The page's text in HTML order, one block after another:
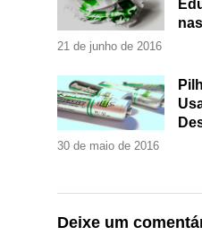
21 de junho de 2016
30 de maio de 2016
Deixe um